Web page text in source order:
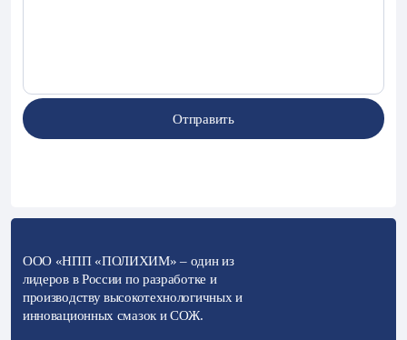
Отправить
Отправить
ООО «НПП «ПОЛИХИМ» – один из
лидеров в России по разработке и
производству высокотехнологичных и
инновационных смазок и СОЖ.